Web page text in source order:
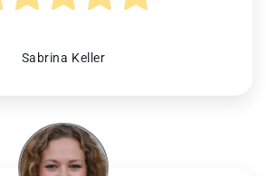
Sabrina Keller